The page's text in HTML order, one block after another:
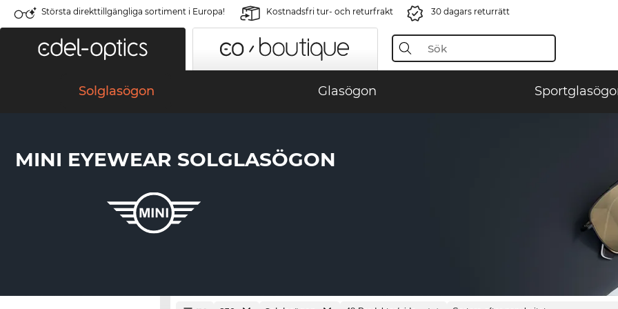
Största direkttillgängliga sortiment i Europa! Kostnadsfri tur- och returfrakt 30 dagars returrätt
Solglasögon Glasögon
MINI EYEWEAR SOLGLASÖGON